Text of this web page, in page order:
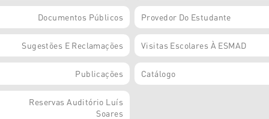
Documentos Públicos Provedor Do Estudante
Sugestões E Reclamações Visitas Escolares À ESMAD
Publicações Catálogo
Reservas Auditório Luís
Soares